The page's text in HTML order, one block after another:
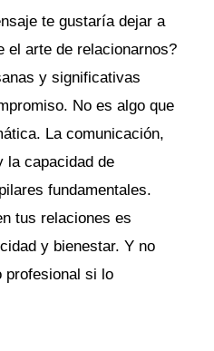
te gustaría dejar a
el arte de relacionarnos?
y significativas
No es algo que
La comunicación,
la capacidad de
fundamentales.
tus relaciones es
y bienestar. Y no
profesional si lo